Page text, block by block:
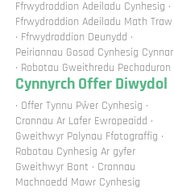
Ffrwydroddion Adeiladu Cynhesig ·
Ffrwydroddion Adeiladu Math Traw
· Ffrwydroddion Deunydd ·
Peiriannau Gosod Cynhesig Cynnar
· Robotau Gweithredu Pechaduron
Cynnyrch Offer Diwydol
· Offer Tynnu Pŵer Cynhesig ·
Cronnau Ar Lafer Ewropeaidd ·
Gweithwyr Polynau Ffotograffig ·
Robotau Cynhesig Ar gyfer
Gweithwyr Bont · Cronnau
Machnoedd Mawr Cynhesig